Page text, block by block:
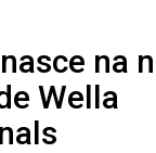
na
Wella